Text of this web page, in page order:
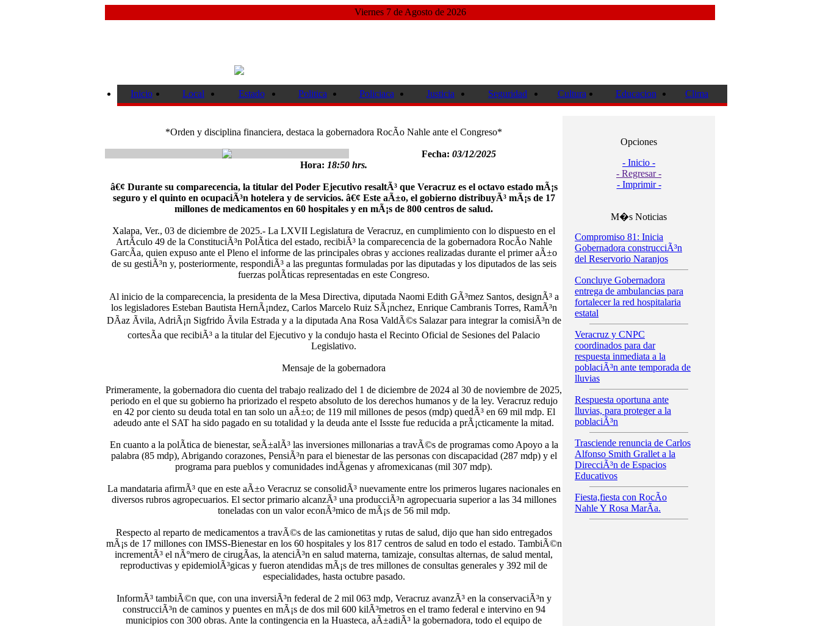
Viernes 7 de Agosto de 2026
Inicio Local Estado Politica Policiaca Justicia Seguridad Cultura Educacion Clima
*Orden y disciplina financiera, destaca la gobernadora RocÃ­o Nahle ante el Congreso*
Fecha: 03/12/2025
Hora: 18:50 hrs.
â€¢ Durante su comparecencia, la titular del Poder Ejecutivo resaltÃ³ que Veracruz es el octavo estado mÃ¡s
seguro y el quinto en ocupaciÃ³n hotelera y de servicios. â€¢ Este aÃ±o, el gobierno distribuyÃ³ mÃ¡s de 17
millones de medicamentos en 60 hospitales y en mÃ¡s de 800 centros de salud.
Xalapa, Ver., 03 de diciembre de 2025.- La LXVII Legislatura de Veracruz, en cumplimiento con lo dispuesto en el
ArtÃ­culo 49 de la ConstituciÃ³n PolÃ­tica del estado, recibiÃ³ la comparecencia de la gobernadora RocÃ­o Nahle
GarcÃ­a, quien expuso ante el Pleno el informe de las principales obras y acciones realizadas durante el primer aÃ±o
de su gestiÃ³n y, posteriormente, respondiÃ³ a las preguntas formuladas por las diputadas y los diputados de las seis
fuerzas polÃ­ticas representadas en este Congreso.
Al inicio de la comparecencia, la presidenta de la Mesa Directiva, diputada Naomi Edith GÃ³mez Santos, designÃ³ a
los legisladores Esteban Bautista HernÃ¡ndez, Carlos Marcelo Ruiz SÃ¡nchez, Enrique Cambranis Torres, RamÃ³n
DÃ­az Ãvila, AdriÃ¡n Sigfrido Ãvila Estrada y a la diputada Ana Rosa ValdÃ©s Salazar para integrar la comisiÃ³n de
cortesÃ­a que recibiÃ³ a la titular del Ejecutivo y la condujo hasta el Recinto Oficial de Sesiones del Palacio
Legislativo.
Mensaje de la gobernadora
Primeramente, la gobernadora dio cuenta del trabajo realizado del 1 de diciembre de 2024 al 30 de noviembre de 2025,
periodo en el que su gobierno ha priorizado el respeto absoluto de los derechos humanos y de la ley. Veracruz redujo
en 42 por ciento su deuda total en tan solo un aÃ±o; de 119 mil millones de pesos (mdp) quedÃ³ en 69 mil mdp. El
adeudo ante el SAT ha sido pagado en su totalidad y la deuda ante el Issste fue reducida a prÃ¡cticamente la mitad.
En cuanto a la polÃ­tica de bienestar, seÃ±alÃ³ las inversiones millonarias a travÃ©s de programas como Apoyo a la
palabra (85 mdp), Abrigando corazones, PensiÃ³n para el bienestar de las personas con discapacidad (287 mdp) y el
programa para pueblos y comunidades indÃ­genas y afromexicanas (mil 307 mdp).
La mandataria afirmÃ³ que en este aÃ±o Veracruz se consolidÃ³ nuevamente entre los primeros lugares nacionales en
diversos rubros agropecuarios. El sector primario alcanzÃ³ una producciÃ³n agropecuaria superior a las 34 millones
toneladas con un valor econÃ³mico de mÃ¡s de 56 mil mdp.
Respecto al reparto de medicamentos a travÃ©s de las camionetitas y rutas de salud, dijo que han sido entregados
mÃ¡s de 17 millones con IMSS-Bienestar en los 60 hospitales y los 817 centros de salud en todo el estado. TambiÃ©n
incrementÃ³ el nÃºmero de cirugÃ­as, la atenciÃ³n en salud materna, tamizaje, consultas alternas, de salud mental,
reproductivas y epidemiolÃ³gicas y fueron atendidas mÃ¡s de tres millones de consultas generales y 392 mil de
especialidades, hasta octubre pasado.
InformÃ³ tambiÃ©n que, con una inversiÃ³n federal de 2 mil 063 mdp, Veracruz avanzÃ³ en la conservaciÃ³n y
construcciÃ³n de caminos y puentes en mÃ¡s de dos mil 600 kilÃ³metros en el tramo federal e intervino en 94
municipios con 300 obras. Ante la contingencia en la Huasteca, aÃ±adiÃ³ la gobernadora, todo el equipo de
Opciones
- Inicio -
- Regresar -
- Imprimir -
M�s Noticias
Compromiso 81: Inicia
Gobernadora construcciÃ³n
del Reservorio Naranjos
Concluye Gobernadora
entrega de ambulancias para
fortalecer la red hospitalaria
estatal
Veracruz y CNPC
coordinados para dar
respuesta inmediata a la
poblaciÃ³n ante temporada de
lluvias
Respuesta oportuna ante
lluvias, para proteger a la
poblaciÃ³n
Trasciende renuncia de Carlos
Alfonso Smith Grallet a la
DirecciÃ³n de Espacios
Educativos
Fiesta,fiesta con RocÃ­o
Nahle Y Rosa MarÃ­a.